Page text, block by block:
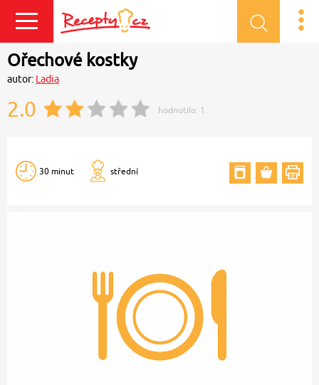
Přihlásit se
Ořechové kostky
autor: Ladia
2.0 hodnotilo: 1
30 minut střední